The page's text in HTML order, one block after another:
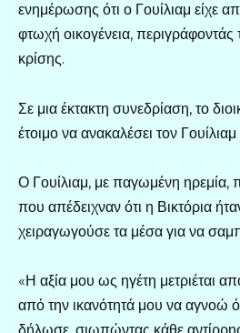
ενημέρωσης ότι ο Γουίλιαμ είχε
φτωχή οικογένεια, περιγράφοντάς
κρίσης.
Σε μια έκτακτη συνεδρίαση, το
έτοιμο να ανακαλέσει τον
Ο Γουίλιαμ, με παγωμένη ηρεμία,
που απέδειχναν ότι η Βικτόρια
χειραγωγούσε τα μέσα για να
«Η αξία μου ως ηγέτη μετριέται
από την ικανότητά μου να αγνοώ